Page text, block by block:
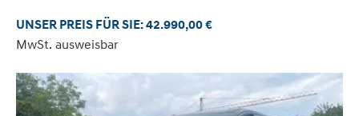
UNSER PREIS FÜR SIE: 42.990,00 €
MwSt. ausweisbar